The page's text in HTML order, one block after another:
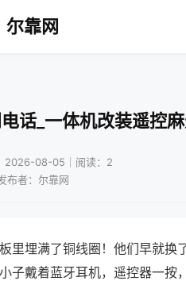
尔靠网
话_一体机改装遥控
2026-08-05｜阅读：2
布者：尔靠网
里埋满了铜线圈！他们早就换
子戴着蓝牙耳机，遥控器一按